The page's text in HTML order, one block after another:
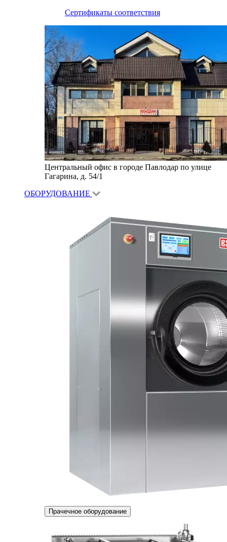
Сертификаты соответствия
Центральный офис в городе Павлодар по улице
Гагарина, д. 54/1
ОБОРУДОВАНИЕ
Прачечное оборудование